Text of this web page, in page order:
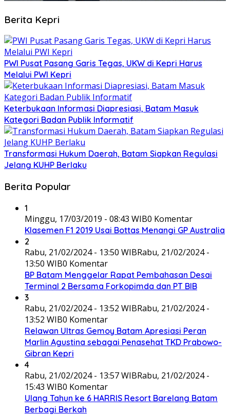
Berita Kepri
PWI Pusat Pasang Garis Tegas, UKW di Kepri Harus
Melalui PWI Kepri
Keterbukaan Informasi Diapresiasi, Batam Masuk
Kategori Badan Publik Informatif
Transformasi Hukum Daerah, Batam Siapkan Regulasi
Jelang KUHP Berlaku
Berita Popular
1
Minggu, 17/03/2019 - 08:43 WIB0 Komentar
Klasemen F1 2019 Usai Bottas Menangi GP Australia
2
Rabu, 21/02/2024 - 13:50 WIBRabu, 21/02/2024 -
13:50 WIB0 Komentar
BP Batam Menggelar Rapat Pembahasan Desai
Terminal 2 Bersama Forkopimda dan PT BIB
3
Rabu, 21/02/2024 - 13:52 WIBRabu, 21/02/2024 -
13:52 WIB0 Komentar
Relawan Ultras Gemoy Batam Apresiasi Peran
Marlin Agustina sebagai Penasehat TKD Prabowo-
Gibran Kepri
4
Rabu, 21/02/2024 - 13:57 WIBRabu, 21/02/2024 -
15:43 WIB0 Komentar
Ulang Tahun ke 6 HARRIS Resort Barelang Batam
Berbagi Berkah